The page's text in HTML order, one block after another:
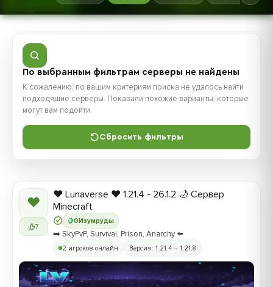
По выбранным фильтрам серверы не найдены
К сожалению, по вашим критериям поиска не удалось найти
подходящие серверы. Показали похожие варианты, которые
могут вам подойти.
Сбросить фильтры
❤
7
0Изумруды
❤️ Lunaverse ❤️ 1.21.4 - 26.1.2 🌙 Сервер
Minecraft
➡️ SkyPvP, Survival, Prison, Anarchy ⬅️
2 игроков онлайн Версия: 1.21.4 – 1.21.8